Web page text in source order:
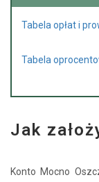
Tabela opłat i
Tabela
Jak
Konto Mocno